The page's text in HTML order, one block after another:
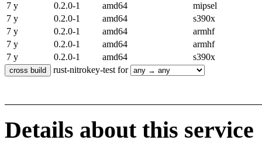
7 y
0.2.0-1 amd64
mipsel
7 y
0.2.0-1 amd64
s390x
7 y
0.2.0-1 amd64
armhf
7 y
0.2.0-1 amd64
armhf
7 y
0.2.0-1 amd64
s390x
rust-nitrokey-test for
Details about this service